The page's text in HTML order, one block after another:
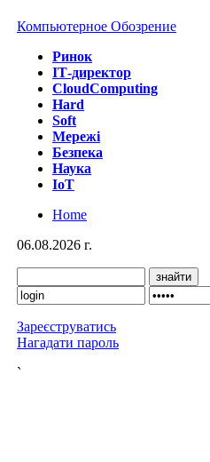
Компьютерное Обозрение
Ринок
IТ-директор
CloudComputing
Hard
Soft
Мережі
Безпека
Наука
IoT
Home
06.08.2026 г.
Зареєструватись
Нагадати пароль
`